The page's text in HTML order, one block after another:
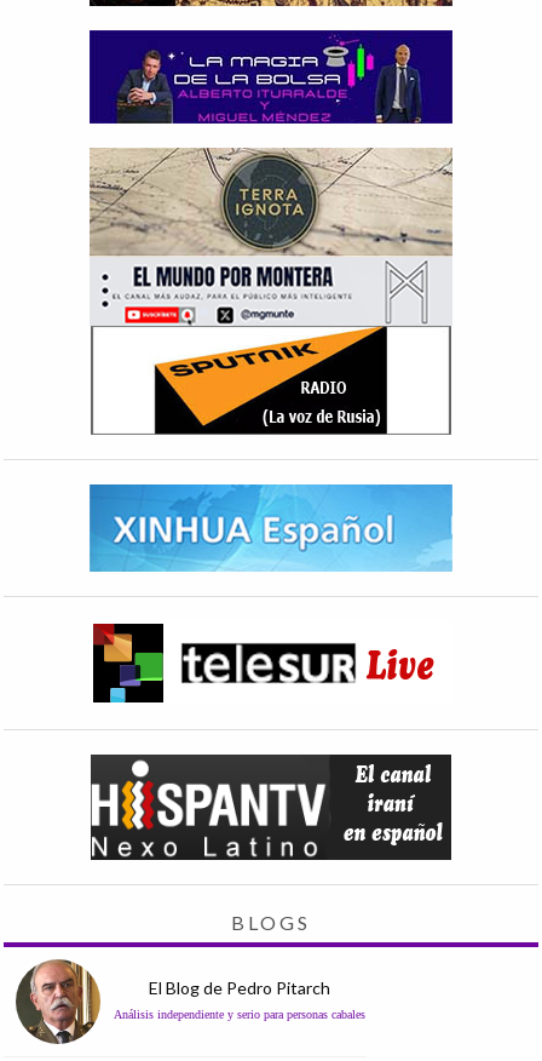
BLOGS
El Blog de Pedro Pitarch
Análisis independiente y serio para personas cabales